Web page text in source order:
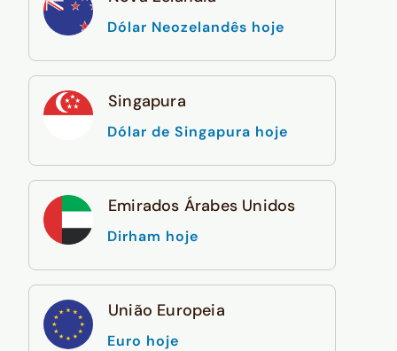
Dólar Neozelandês hoje
Singapura
Dólar de Singapura hoje
Emirados Árabes Unidos
Dirham hoje
União Europeia
Euro hoje